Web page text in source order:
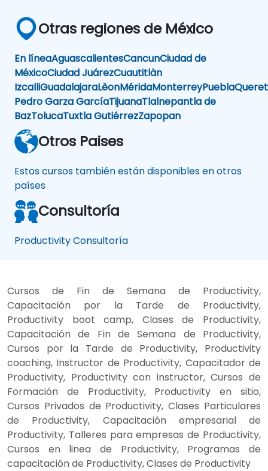
Otras regiones de México
En líneaAguascalientesCancunCiudad de
MéxicoCiudad JuárezCuautitlàn
IzcalliGuadalajaraLèonMéridaMonterreyPuebla
Pedro Garza GarcíaTijuanaTlalnepantla de
BazTolucaTuxtla GutiérrezZapopan
Otros Paises
Estos cursos también están disponibles en otros
países
Consultoría
Productivity Consultoría
Cursos de Fin de Semana de Productivity,
Capacitación por la Tarde de Productivity,
Productivity boot camp, Clases de Productivity,
Capacitación de Fin de Semana de Productivity,
Cursos por la Tarde de Productivity, Productivity
coaching, Instructor de Productivity, Capacitador de
Productivity, Productivity con instructor, Cursos de
Formación de Productivity, Productivity en sitio,
Cursos Privados de Productivity, Clases Particulares
de Productivity, Capacitación empresarial de
Productivity, Talleres para empresas de Productivity,
Cursos en linea de Productivity, Programas de
capacitación de Productivity, Clases de Productivity